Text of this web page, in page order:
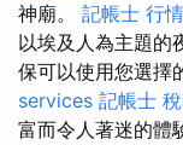
神廟。 記帳士 行情
以埃及人為主題的
保可以使用您選擇
services 記帳士
富而令人著迷的體